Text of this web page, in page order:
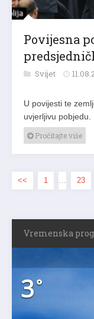
Povijesna
Svijet
U povijesti te
uvjerljivu pobjedu.
Pročitajte više
<< 1 … 23
Vremenska
3°